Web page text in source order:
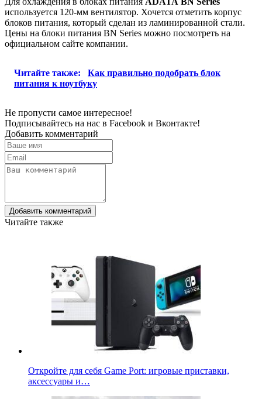
используется 120-мм вентилятор. Хочется отметить корпус
блоков питания, который сделан из ламинированной стали.
Цены на блоки питания BN Series можно посмотреть на
официальном сайте компании.
Читайте также:
Как правильно подобрать блок
питания к ноутбуку
Не пропусти самое интересное!
Подписывайтесь на нас в Facebook и Вконтакте!
Добавить комментарий
Добавить комментарий
Читайте также
Откройте для себя Game Port: игровые приставки,
аксессуары и…